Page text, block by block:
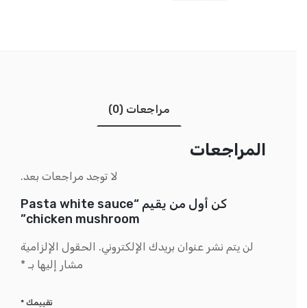
مراجعات (0)
المراجعات
لا توجد مراجعات بعد.
كن أول من يقيم “Pasta white sauce
chicken mushroom”
لن يتم نشر عنوان بريدك الإلكتروني. الحقول الإلزامية
مشار إليها بـ *
تقييمك *